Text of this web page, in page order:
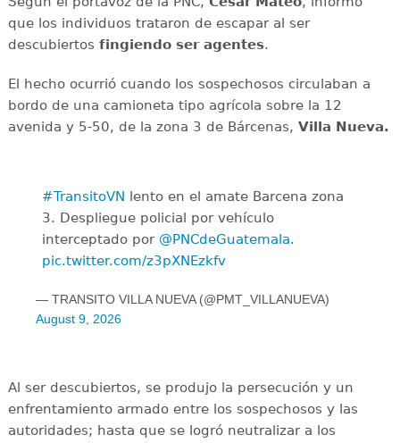
que los individuos trataron de escapar al ser
descubiertos fingiendo ser agentes.
El hecho ocurrió cuando los sospechosos circulaban a
bordo de una camioneta tipo agrícola sobre la 12
avenida y 5-50, de la zona 3 de Bárcenas, Villa Nueva.
#TransitoVN lento en el amate Barcena zona
3. Despliegue policial por vehículo
interceptado por @PNCdeGuatemala.
pic.twitter.com/z3pXNEzkfv
— TRANSITO VILLA NUEVA (@PMT_VILLANUEVA)
August 9, 2026
Al ser descubiertos, se produjo la persecución y un
enfrentamiento armado entre los sospechosos y las
autoridades; hasta que se logró neutralizar a los